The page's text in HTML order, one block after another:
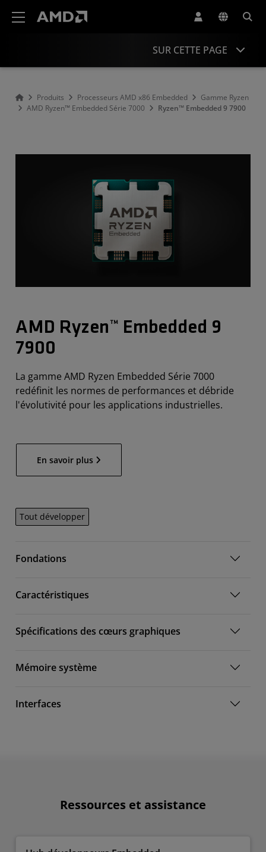
SUR CETTE PAGE
Spécifications
Produits Processeurs AMD x86 Embedded
Gamme Ryzen
AMD Ryzen™ Embedded Série 7000
Ryzen™ Embedded 9 7900
AMD Ryzen™ Embedded 9
7900
La gamme AMD Ryzen Embedded Série 7000
redéfinit les normes de performances et débride
l'évolutivité pour les applications industrielles.
En savoir plus
Tout développer
Fondations
Caractéristiques
Spécifications des cœurs graphiques
Mémoire système
Interfaces
Ressources et assistance